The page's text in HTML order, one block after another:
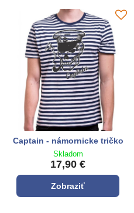
Captain - námornicke tričko
Skladom
17,90 €
Zobraziť